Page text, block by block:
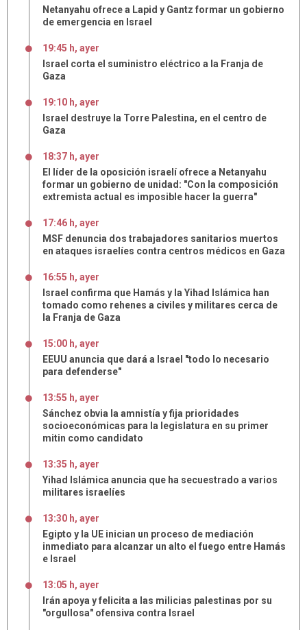
Netanyahu ofrece a Lapid y Gantz formar un gobierno
de emergencia en Israel
19:45 h, ayer
Israel corta el suministro eléctrico a la Franja de
Gaza
19:10 h, ayer
Israel destruye la Torre Palestina, en el centro de
Gaza
18:37 h, ayer
El líder de la oposición israelí ofrece a Netanyahu
formar un gobierno de unidad: "Con la composición
extremista actual es imposible hacer la guerra"
17:46 h, ayer
MSF denuncia dos trabajadores sanitarios muertos
en ataques israelíes contra centros médicos en Gaza
16:55 h, ayer
Israel confirma que Hamás y la Yihad Islámica han
tomado como rehenes a civiles y militares cerca de
la Franja de Gaza
15:00 h, ayer
EEUU anuncia que dará a Israel "todo lo necesario
para defenderse"
13:55 h, ayer
Sánchez obvia la amnistía y fija prioridades
socioeconómicas para la legislatura en su primer
mitin como candidato
13:35 h, ayer
Yihad Islámica anuncia que ha secuestrado a varios
militares israelíes
13:30 h, ayer
Egipto y la UE inician un proceso de mediación
inmediato para alcanzar un alto el fuego entre Hamás
e Israel
13:05 h, ayer
Irán apoya y felicita a las milicias palestinas por su
"orgullosa" ofensiva contra Israel